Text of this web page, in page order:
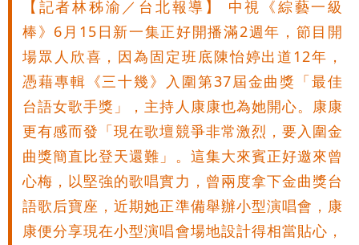
像」 憤怒發聲：已截圖
最新風雨預測！今天「9地區」達停班課
標準
Tim哥公司成白海豚受災戶 貨物、電腦
主機全泡水！他崩潰喊完蛋
【記者林秭渝／台北報導】 中視《綜藝一級
棒》6月15日新一集正好開播滿2週年，節目開
場眾人欣喜，因為固定班底陳怡婷出道12年，
憑藉專輯《三十幾》入圍第37屆金曲獎「最佳
台語女歌手獎」，主持人康康也為她開心。康康
更有感而發「現在歌壇競爭非常激烈，要入圍金
曲獎簡直比登天還難」。這集大來賓正好邀來曾
心梅，以堅強的歌唱實力，曾兩度拿下金曲獎台
語歌后寶座，近期她正準備舉辦小型演唱會，康
康便分享現在小型演唱會場地設計得相當貼心，